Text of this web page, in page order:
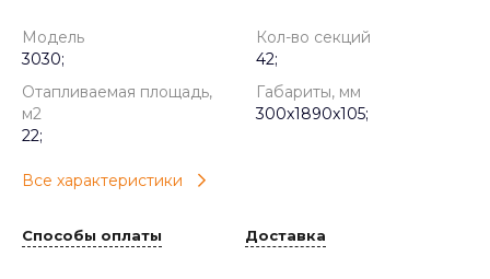
Модель
3030;
Кол-во секций
42;
Отапливаемая площадь,
м2
22;
Габариты, мм
300x1890x105;
Все характеристики
Способы оплаты Доставка